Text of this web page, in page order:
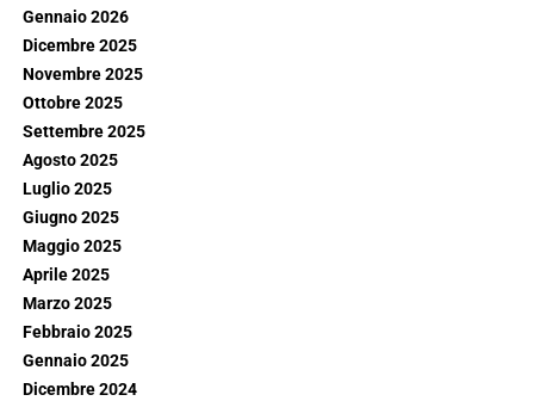
Gennaio 2026
Dicembre 2025
Novembre 2025
Ottobre 2025
Settembre 2025
Agosto 2025
Luglio 2025
Giugno 2025
Maggio 2025
Aprile 2025
Marzo 2025
Febbraio 2025
Gennaio 2025
Dicembre 2024